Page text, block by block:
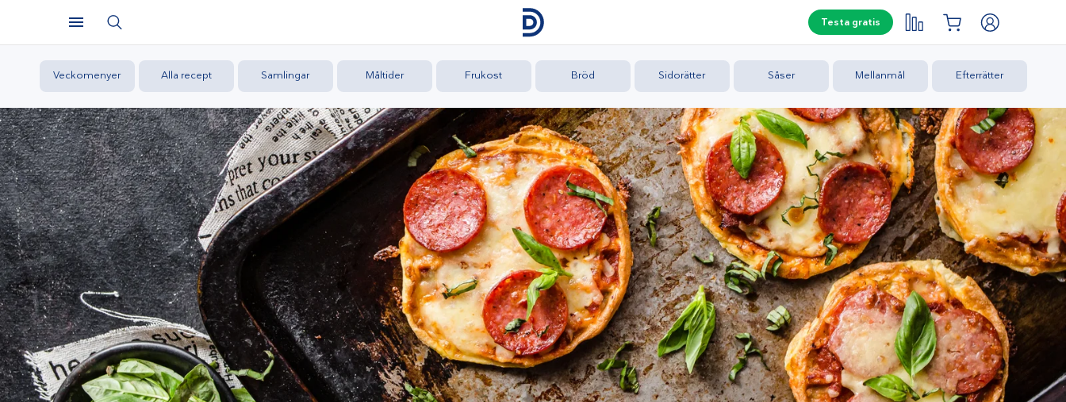
Testa gratis
Veckomenyer Alla recept Samlingar Måltider Frukost Bröd Sidorätter Såser Mellanmål Efterrätter